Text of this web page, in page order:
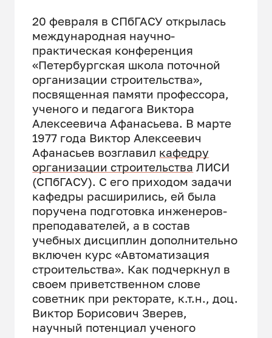
20 февраля в СПбГАСУ открылась
международная научно-
практическая конференция
«Петербургская школа поточной
организации строительства»,
посвященная памяти профессора,
ученого и педагога Виктора
Алексеевича Афанасьева. В марте
1977 года Виктор Алексеевич
Афанасьев возглавил кафедру
организации строительства ЛИСИ
(СПбГАСУ). С его приходом задачи
кафедры расширились, ей была
поручена подготовка инженеров-
преподавателей, а в состав
учебных дисциплин дополнительно
включен курс «Автоматизация
строительства». Как подчеркнул в
своем приветственном слове
советник при ректорате, к.т.н., доц.
Виктор Борисович Зверев,
научный потенциал ученого